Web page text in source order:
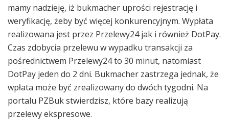
mamy nadzieję, iż bukmacher uprości rejestrację i
weryfikację, żeby być więcej konkurencyjnym. Wypłata
realizowana jest przez Przelewy24 jak i również DotPay.
Czas zdobycia przelewu w wypadku transakcji za
pośrednictwem Przelewy24 to 30 minut, natomiast
DotPay jeden do 2 dni. Bukmacher zastrzega jednak, że
wpłata może być zrealizowany do dwóch tygodni. Na
portalu PZBuk stwierdzisz, które bazy realizują
przelewy ekspresowe.